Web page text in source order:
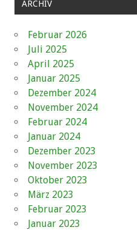
ARCHIV
Februar 2026
Juli 2025
April 2025
Januar 2025
Dezember 2024
November 2024
Februar 2024
Januar 2024
Dezember 2023
November 2023
Oktober 2023
März 2023
Februar 2023
Januar 2023